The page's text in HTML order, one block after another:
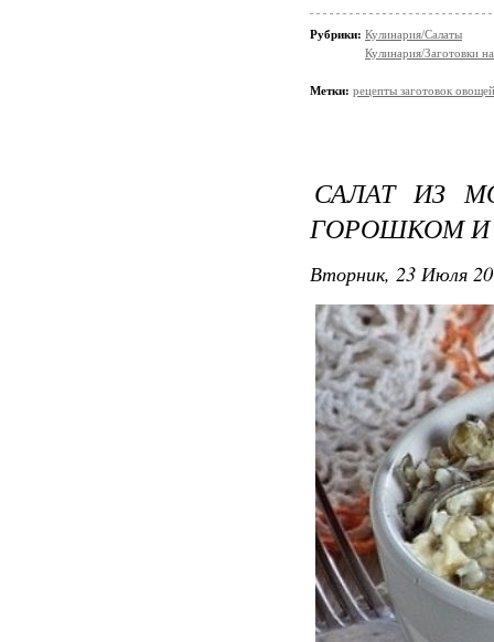
Рубрики: Кулинария/Салаты
Кулинария/Заготовки
Метки: рецепты заготовок овощей
САЛАТ ИЗ
ГОРОШКОМ
Вторник, 23 Июля